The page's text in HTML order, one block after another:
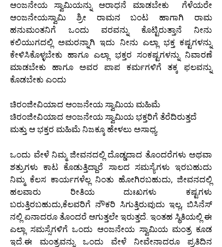
ಆಂಜನೇಯ ಸ್ವಾಮಿಯನ್ನು ಆರಾಧನೆ ಮಾಡಬೇಕು ಗೆಳೆಯರೇ
ಆಂಜನೇಯಸ್ವಾಮಿ ಶ್ರೀ ರಾಮನ ಬಂಟ ಹಾಗಾಗಿ ರಾಮ
ಹನುಮಂತನಿಗೆ ಒಂದು ವರವನ್ನು ಕೊಟ್ಟಿರುತ್ತಾನೆ ನೀನು
ಕಲಿಯುಗದಲ್ಲಿ ಅಮರನ್ನಾಗಿ ಇದು ನೀನು ಎಲ್ಲಾ ಭಕ್ತ ಕಷ್ಟಗಳನ್ನು
ಕೇಳಿಸಿಕೊಳ್ಳಬೇಕು ಹಾಗೂ ಎಲ್ಲಾ ಭಕ್ತರ ಸಂಕಷ್ಟಗಳನ್ನು ನಿವಾರಣೆ
ಮಾಡಬೇಕು ಹಾಗೂ ಅವರ ಪಾಪ ಕರ್ಮಗಳಿಗೆ ತಕ್ಕ ಫಲವನ್ನು
ಕೊಡಬೇಕು ಎಂದು
ಚಿರಂಜೀವಿಯಾದ ಆಂಜನೇಯ ಸ್ವಾಮಿಯ ಮಹಿಮೆ
ಚಿರಂಜೀವಿಯಾದ ಆಂಜನೇಯ ಸ್ವಾಮಿಯ ಭಕ್ತರಿಗೆ ತೆರೆದಿರುತ್ತದೆ
ಮತ್ತು ಆ ಭಕ್ತರ ಮಹಿಮೆ ನಿಜಕ್ಕೂ ಹೇಳಲು ಅಸಾಧ್ಯ.
ಒಂದು ವೇಳೆ ನಿಮ್ಮ ಜೀವನದಲ್ಲಿ ದೊಡ್ಡದಾದ ತೊಂದರೆಗಳು ಅಥವಾ
ಶತ್ರುಗಳು ಕಾಟ ಕೊಡುತ್ತಿದ್ದಾರೆ ಸಾಲದ ಸಮಸ್ಯೆಗಳು ಇರಬಹುದು
ನಿಮ್ಮ ಕೆಲಸ ಕಾರ್ಯಗಳೆಲ್ಲ ನಿಂತು ಹೋಗಿರಬಹುದು, ಜೀವನದಲ್ಲಿ
ಹಲವಾರು ರೀತಿಯ ದುಃಖಗಳು ಕಷ್ಟಗಳು
ಬರುತ್ತಿರಬಹುದು,ಕೆಲವರಿಗೆ ನೌಕರಿ ಸಿಗುತ್ತಿರುವುದು ಇಲ್ಲ, ಬಿಸಿನೆಸ್
ನಲ್ಲಿ ಏನಾದರೂ ತೊಂದರೆ ಆಗುತ್ತಲೇ ಇರುತ್ತದೆ. ಇಂತಹ ಸ್ಥಿತಿಯಲ್ಲಿ ಈ
ಎಲ್ಲಾ ಸಮಸ್ಸೆಗಳಿಗೆ ಒಂದು ಆಂಜನೇಯ ಸ್ವಾಮಿಯ ಮಂತ್ರ ಕೂಡ
ಇದೆ.ಈ ಮಂತ್ರವನ್ನು ಒಂದು ವೇಳೆ ನೀವೇನಾದರೂ ಪ್ರತಿದಿನ